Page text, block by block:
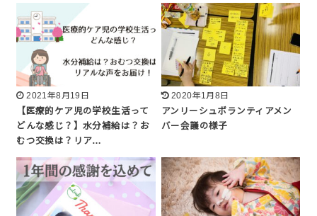
2021年8月19日
【医療的ケア児の学校生活って
どんな感じ？】水分補給は？お
むつ交換は？リア…
2020年1月8日
アンリーシュボランティアメン
バー会議の様子